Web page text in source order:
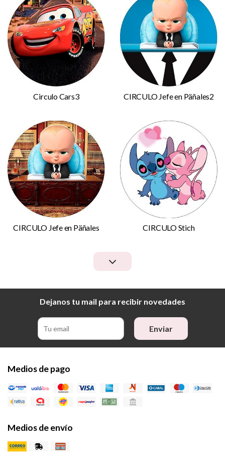
Circulo Cars3 CIRCULO Jefe en Päñales2
CIRCULO Jefe en Päñales CIRCULO Stich
Dejanos tu mail para recibir novedades
Enviar
Medios de pago
Medios de envío